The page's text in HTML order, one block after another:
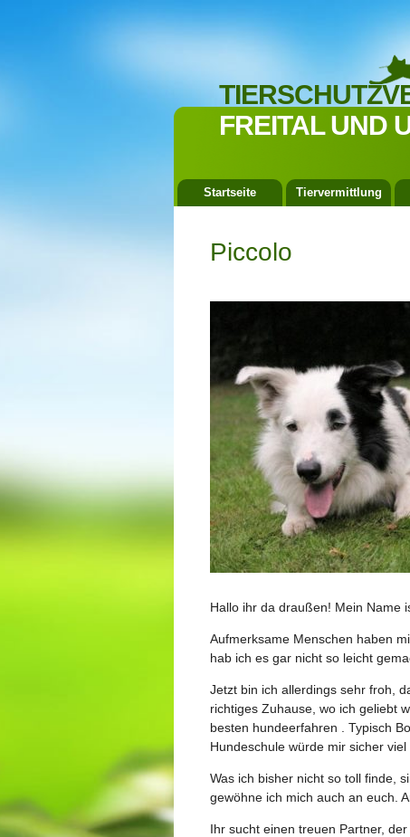
FREITAL UND
Startseite Tiervermittlung
Piccolo
Hallo ihr da draußen! Mein Name
Aufmerksame Menschen haben
hab ich es gar nicht so leicht
Jetzt bin ich allerdings sehr froh,
richtiges Zuhause, wo ich geliebt
besten hundeerfahren . Typisch
Hundeschule würde mir sicher
Was ich bisher nicht so toll finde,
gewöhne ich mich auch an euch.
Ihr sucht einen treuen Partner,